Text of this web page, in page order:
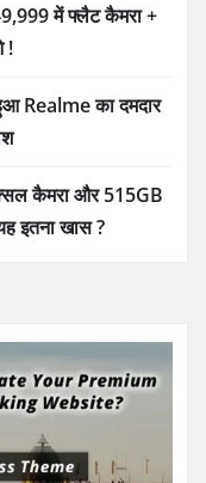
में फ्लैट कैमरा +
!
Realme का दमदार
कैमरा और 515GB
इतना खास ?